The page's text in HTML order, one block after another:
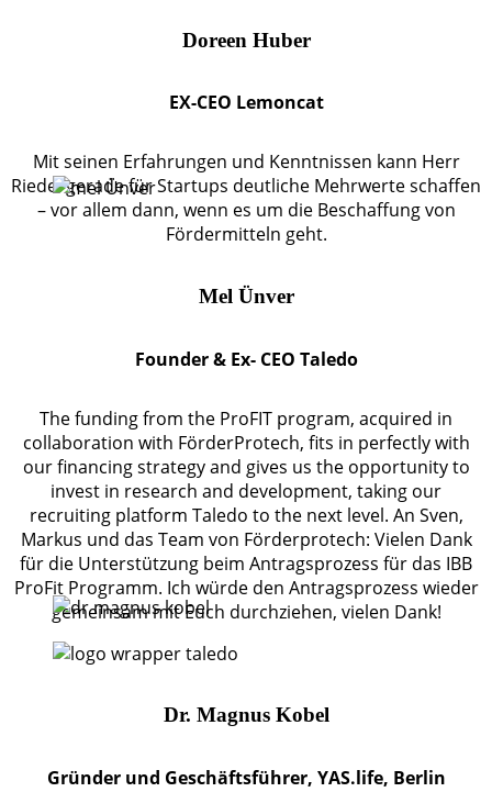
Doreen Huber
EX-CEO Lemoncat
Mit seinen Erfahrungen und Kenntnissen kann Herr
Riedel gerade für Startups deutliche Mehrwerte schaffen
– vor allem dann, wenn es um die Beschaffung von
Fördermitteln geht.
Mel Ünver
Founder & Ex- CEO Taledo
The funding from the ProFIT program, acquired in
collaboration with FörderProtech, fits in perfectly with
our financing strategy and gives us the opportunity to
invest in research and development, taking our
recruiting platform Taledo to the next level. An Sven,
Markus und das Team von Förderprotech: Vielen Dank
für die Unterstützung beim Antragsprozess für das IBB
ProFit Programm. Ich würde den Antragsprozess wieder
gemeinsam mit Euch durchziehen, vielen Dank!
Dr. Magnus Kobel
Gründer und Geschäftsführer, YAS.life, Berlin